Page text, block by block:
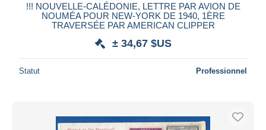
!!! NOUVELLE-CALÉDONIE, LETTRE PAR AVION DE
NOUMÉA POUR NEW-YORK DE 1940, 1ÈRE
TRAVERSÉE PAR AMERICAN CLIPPER
± 34,67 $US
Statut Professionnel